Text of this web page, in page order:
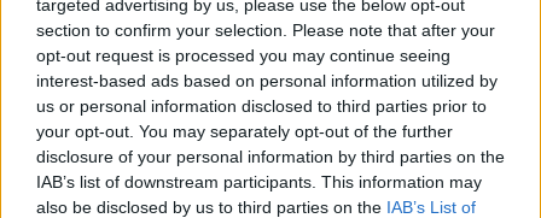
targeted advertising by us, please use the below opt-out
section to confirm your selection. Please note that after your
opt-out request is processed you may continue seeing
interest-based ads based on personal information utilized by
us or personal information disclosed to third parties prior to
your opt-out. You may separately opt-out of the further
disclosure of your personal information by third parties on the
IAB’s list of downstream participants. This information may
also be disclosed by us to third parties on the IAB’s List of